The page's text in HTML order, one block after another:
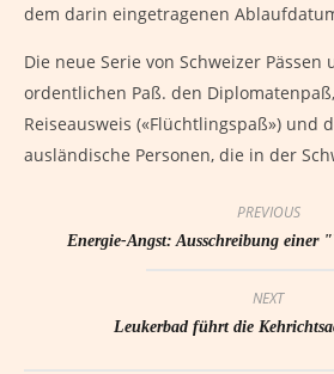
dem darin eingetragenen
Die neue Serie von Schweizer Pässen
ordentlichen Paß. den
Reiseausweis («Flüchtlingspaß») und
ausländische Personen, die in der
PREVIOUS
Energie-Angst: Ausschreibung einer
NEXT
Leukerbad führt die